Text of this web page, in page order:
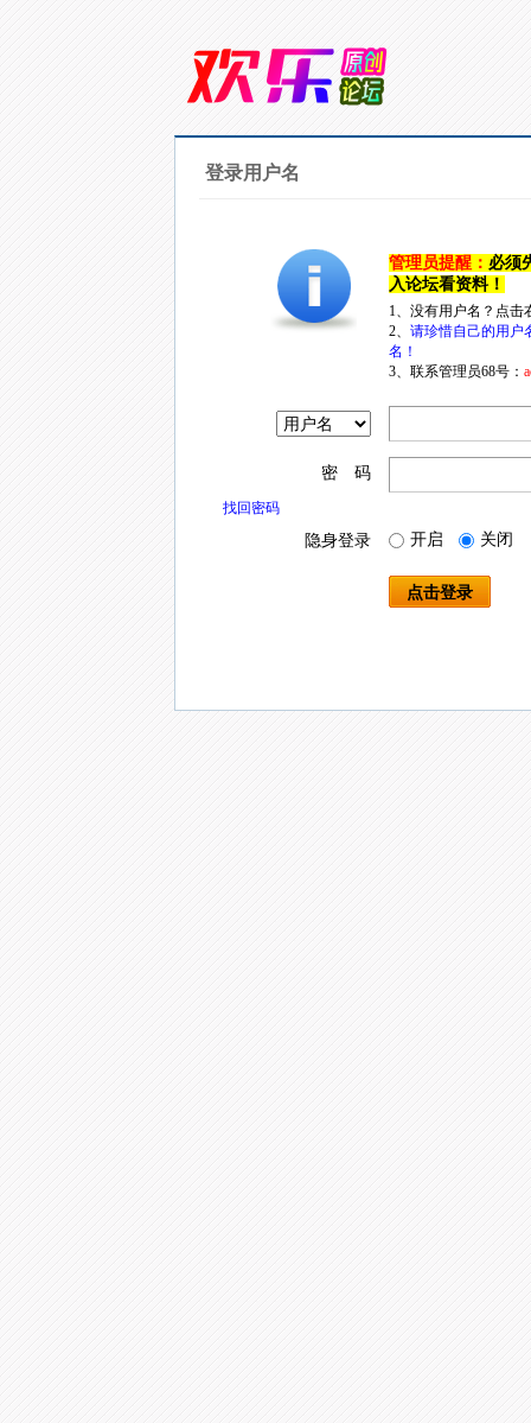
登录用户名
管理员提醒： 必须
入论坛看资料！
1、没有用户名？点
2、 请珍惜自己的用户
名！
3、联系管理员68号：
密 码
找回密码
隐身登录 开启 关闭
点击登录